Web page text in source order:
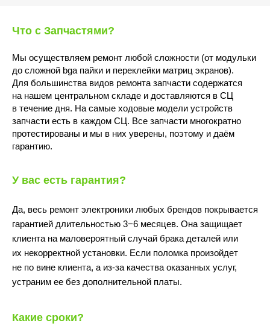
Что с Запчастями?
Мы осуществляем ремонт любой сложности (от модульки
до сложной bga пайки и переклейки матриц экранов).
Для большинства видов ремонта запчасти содержатся
на нашем центральном складе и доставляются в СЦ
в течение дня. На самые ходовые модели устройств
запчасти есть в каждом СЦ. Все запчасти многократно
протестированы и мы в них уверены, поэтому и даём
гарантию.
У вас есть гарантия?
Да, весь ремонт электроники любых брендов покрывается
гарантией длительностью 3−6 месяцев. Она защищает
клиента на маловероятный случай брака деталей или
их некорректной установки. Если поломка произойдет
не по вине клиента, а из-за качества оказанных услуг,
устраним ее без дополнительной платы.
Какие сроки?
10:00 - 22:00